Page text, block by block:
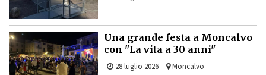
Una grande festa a Moncalvo
con "La vita a 30 anni"
28 luglio 2026 Moncalvo